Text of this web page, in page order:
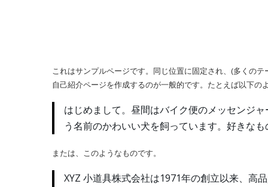
これはサンプルページです。同じ位置に固定され、(多くの
自己紹介ページを作成するのが一般的です。たとえば以下の
はじめまして。昼間はバイク便のメッセンジ
う名前のかわいい犬を飼っています。好きな
または、このようなものです。
XYZ 小道具株式会社は1971年の創立以来、高